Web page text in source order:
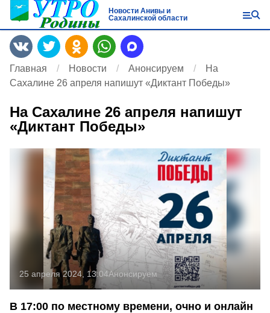
Новости Анивы и
Сахалинской области
Главная Новости Анонсируем
На
Сахалине 26 апреля напишут «Диктант Победы»
На Сахалине 26 апреля напишут
«Диктант Победы»
25 апреля 2024, 13:04Анонсируем
В 17:00 по местному времени, очно и онлайн